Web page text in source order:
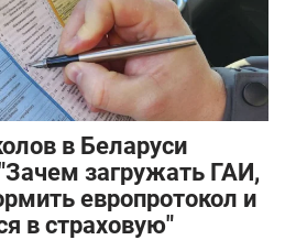
в Беларуси
загружать ГАИ,
европротокол и
в страховую"